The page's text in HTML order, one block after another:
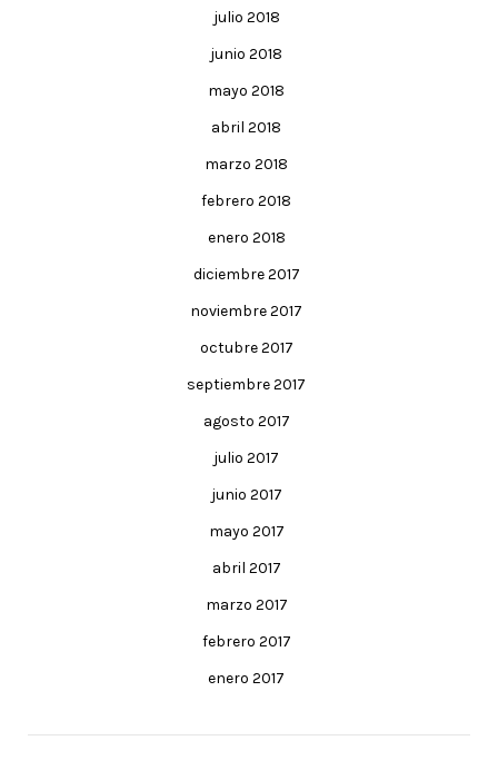
julio 2018
junio 2018
mayo 2018
abril 2018
marzo 2018
febrero 2018
enero 2018
diciembre 2017
noviembre 2017
octubre 2017
septiembre 2017
agosto 2017
julio 2017
junio 2017
mayo 2017
abril 2017
marzo 2017
febrero 2017
enero 2017